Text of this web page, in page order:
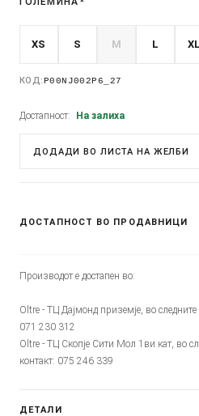
XS S M L XL
КОД: P00NJ002P6_27
Достапност: На залиха
ДОДАДИ ВО ЛИСТА НА ЖЕЛБИ
ДОСТАПНОСТ ВО ПРОДАВНИЦИ
Производот е достапен во:
Oltre - ТЦ Дајмонд приземје, во следните
071 230 312
Oltre - ТЦ Скопје Сити Мол 1ви кат, во
контакт: 075 246 339
ДЕТАЛИ